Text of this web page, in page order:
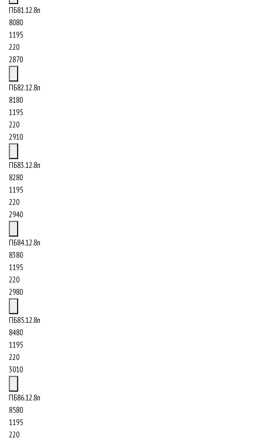
ПБ81.12.8п
8080
1195
220
2870
ПБ82.12.8п
8180
1195
220
2910
ПБ83.12.8п
8280
1195
220
2940
ПБ84.12.8п
8380
1195
220
2980
ПБ85.12.8п
8480
1195
220
3010
ПБ86.12.8п
8580
1195
220